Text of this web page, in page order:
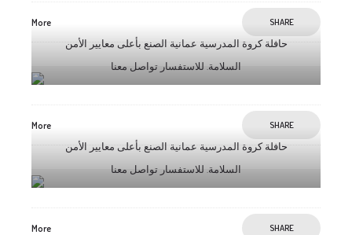
More SHARE
حافلة كروة المدرسية عمانية الصنع بأعلى معايير الأمن
السلامة. للاستفسار تواصل معنا
More SHARE
حافلة كروة المدرسية عمانية الصنع بأعلى معايير الأمن
السلامة. للاستفسار تواصل معنا
More SHARE